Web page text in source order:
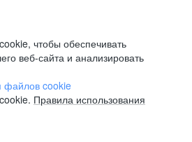
чтобы обеспечивать
веб-сайта и анализировать
файлов cookie
Правила использования